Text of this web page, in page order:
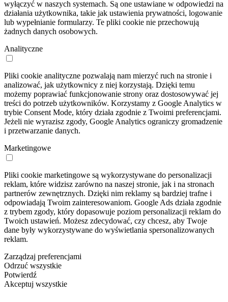
wyłączyć w naszych systemach. Są one ustawiane w odpowiedzi na
działania użytkownika, takie jak ustawienia prywatności, logowanie
lub wypełnianie formularzy. Te pliki cookie nie przechowują
żadnych danych osobowych.
Analityczne
Pliki cookie analityczne pozwalają nam mierzyć ruch na stronie i
analizować, jak użytkownicy z niej korzystają. Dzięki temu
możemy poprawiać funkcjonowanie strony oraz dostosowywać jej
treści do potrzeb użytkowników. Korzystamy z Google Analytics w
trybie Consent Mode, który działa zgodnie z Twoimi preferencjami.
Jeżeli nie wyrazisz zgody, Google Analytics ograniczy gromadzenie
i przetwarzanie danych.
Marketingowe
Pliki cookie marketingowe są wykorzystywane do personalizacji
reklam, które widzisz zarówno na naszej stronie, jak i na stronach
partnerów zewnętrznych. Dzięki nim reklamy są bardziej trafne i
odpowiadają Twoim zainteresowaniom. Google Ads działa zgodnie
z trybem zgody, który dopasowuje poziom personalizacji reklam do
Twoich ustawień. Możesz zdecydować, czy chcesz, aby Twoje
dane były wykorzystywane do wyświetlania spersonalizowanych
reklam.
Zarządzaj preferencjami
Odrzuć wszystkie
Potwierdź
Akceptuj wszystkie